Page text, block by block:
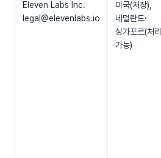
Eleven Labs Inc.
legal@elevenlabs.io
미국(저장),
네덜란드·
싱가포르(처리
가능)